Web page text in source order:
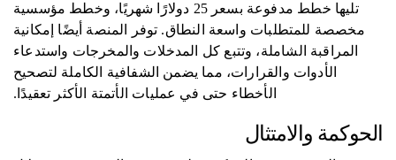
تليها خطط مدفوعة بسعر 25 دولارًا شهريًا، وخطط مؤسسية
مخصصة للمتطلبات واسعة النطاق. توفر المنصة أيضًا إمكانية
المراقبة الشاملة، وتتبع كل المدخلات والمخرجات واستدعاء
الأدوات والقرارات، مما يضمن الشفافية الكاملة لتصحيح
الأخطاء حتى في عمليات الأتمتة الأكثر تعقيدًا.
الحوكمة والامتثال